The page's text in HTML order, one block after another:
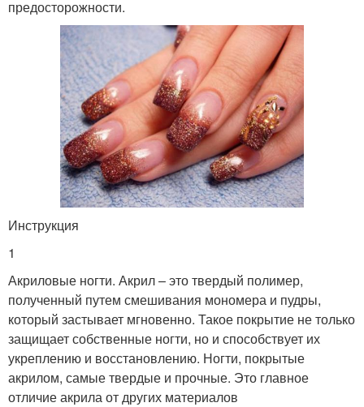
предосторожности.
Инструкция
1
Акриловые ногти. Акрил – это твердый полимер,
полученный путем смешивания мономера и пудры,
который застывает мгновенно. Такое покрытие не только
защищает собственные ногти, но и способствует их
укреплению и восстановлению. Ногти, покрытые
акрилом, самые твердые и прочные. Это главное
отличие акрила от других материалов